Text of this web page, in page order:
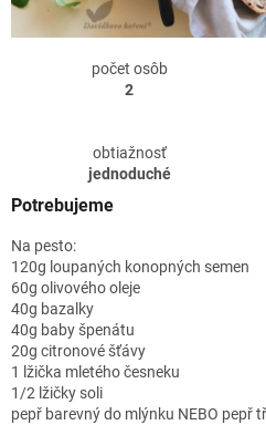
počet osôb
2
obtiažnosť
jednoduché
Potrebujeme
Na pesto:
120g loupaných konopných semen
60g olivového oleje
40g bazalky
40g baby špenátu
20g citronové šťávy
1 lžička mletého česneku
1/2 lžičky soli
pepř barevný do mlýnku NEBO pepř